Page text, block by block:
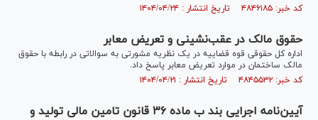
کد خبر: ۴۸۴۶۱۸۵ تاریخ انتشار : ۱۴۰۴/۰۴/۲۴
حقوق مالک در عقب‌نشینی و تعریض معابر
اداره کل حقوقی قوه قضاییه در یک نظریه مشورتی به سوالاتی در رابطه با حقوق
مالک ساختمان در موارد تعریض معابر پاسخ داد.
کد خبر: ۴۸۴۵۵۳۲ تاریخ انتشار : ۱۴۰۴/۰۴/۲۱
آیین‌نامه اجرایی بند ب ماده ۳۶ قانون تامین مالی تولید و